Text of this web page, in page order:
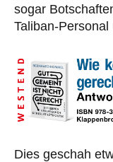
sogar
Taliban-
Dies geschah